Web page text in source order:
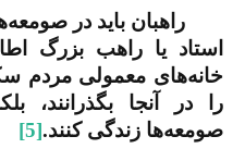
راهبان باید در
استاد یا راهب بزرگ
خانه‌های معمولی مردم
را در آنجا بگذرانند،
صومعه‌ها زندگی کنند.[5]